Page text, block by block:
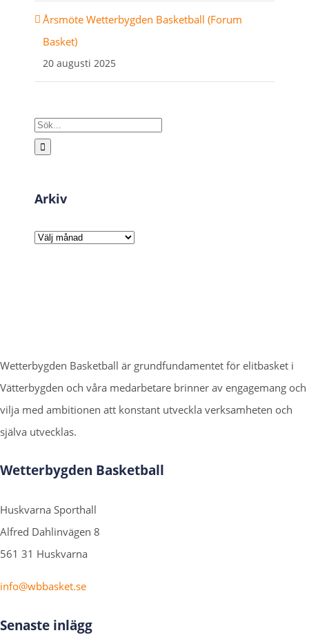
Årsmöte Wetterbygden Basketball (Forum
Basket)
20 augusti 2025
Sök
efter:
Arkiv
Arkiv
Wetterbygden Basketball är grundfundamentet för elitbasket i
Vätterbygden och våra medarbetare brinner av engagemang och
vilja med ambitionen att konstant utveckla verksamheten och
själva utvecklas.
Wetterbygden Basketball
Huskvarna Sporthall
Alfred Dahlinvägen 8
561 31 Huskvarna
info@wbbasket.se
Senaste inlägg